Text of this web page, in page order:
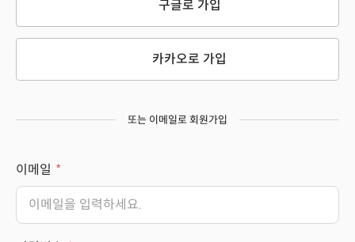
구글로 가입
카카오로 가입
또는 이메일로 회원가입
이메일